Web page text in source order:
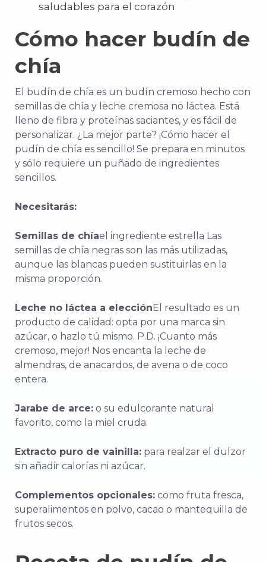
saludables para el corazón
Cómo hacer budín de
chía
El budín de chía es un budín cremoso hecho con
semillas de chía y leche cremosa no láctea. Está
lleno de fibra y proteínas saciantes, y es fácil de
personalizar. ¿La mejor parte? ¡Cómo hacer el
pudín de chía es sencillo! Se prepara en minutos
y sólo requiere un puñado de ingredientes
sencillos.
Necesitarás:
Semillas de chíael ingrediente estrella Las
semillas de chía negras son las más utilizadas,
aunque las blancas pueden sustituirlas en la
misma proporción.
Leche no láctea a elecciónEl resultado es un
producto de calidad: opta por una marca sin
azúcar, o hazlo tú mismo. P.D. ¡Cuanto más
cremoso, mejor! Nos encanta la leche de
almendras, de anacardos, de avena o de coco
entera.
Jarabe de arce: o su edulcorante natural
favorito, como la miel cruda.
Extracto puro de vainilla: para realzar el dulzor
sin añadir calorías ni azúcar.
Complementos opcionales: como fruta fresca,
superalimentos en polvo, cacao o mantequilla de
frutos secos.